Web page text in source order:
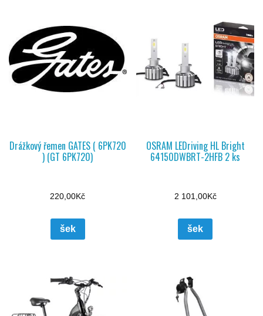
Drážkový řemen GATES ( 6PK720
) (GT 6PK720)
220,00Kč
šek
OSRAM LEDriving HL Bright
64150DWBRT-2HFB 2 ks
2 101,00Kč
šek